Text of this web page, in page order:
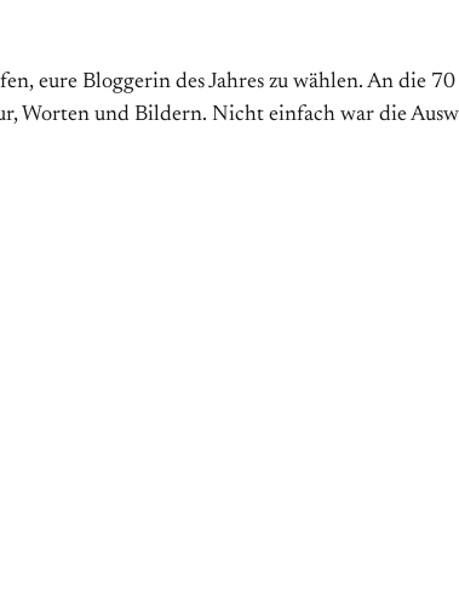
eure Bloggerin des Jahres zu wählen. An die
Worten und Bildern. Nicht einfach war die